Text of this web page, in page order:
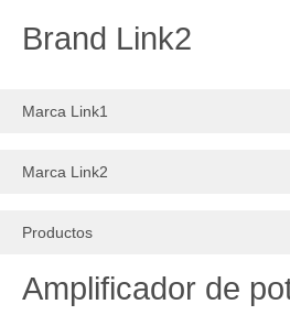
Brand Link2
Marca Link1
Marca Link2
Productos
Amplificador de